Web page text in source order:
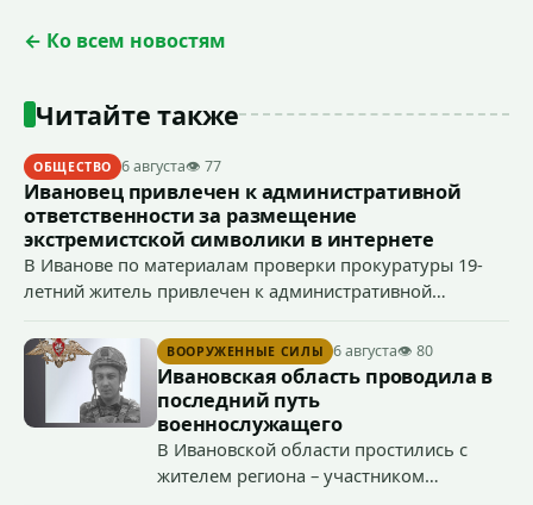
← Ко всем новостям
Читайте также
ОБЩЕСТВО 6 августа👁 77
Ивановец привлечен к административной
ответственности за размещение
экстремистской символики в интернете
В Иванове по материалам проверки прокуратуры 19-
летний житель привлечен к административной
демонстрирование символики экстремистской
организации, если эти действия не содержат признаков
уголовно наказуемого деяния) за размещение
экстремистской символики в сети Интернет.
ВООРУЖЕННЫЕ СИЛЫ 6 августа👁 80
Ивановская область проводила в
последний путь
военнослужащего
В Ивановской области простились с
жителем региона – участником